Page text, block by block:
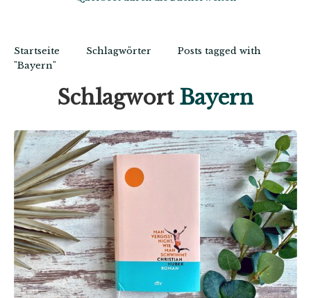
Startseite Schlagwörter
Posts tagged with
"Bayern"
Schlagwort Bayern